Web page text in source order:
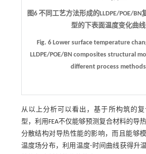
图6 不同工艺方法形成的LLDPE/POE/
型的下表面温度变化曲线
Fig. 6 Lower surface temperature
LLDPE/POE/BN composites structural
different process methods
从以上分析可以看出，基于所构筑的
型，利用FEA不仅能够预测复合材料的导
分散结构对导热性能的影响，而且能够
温度场分布，利用温度-时间曲线获得升